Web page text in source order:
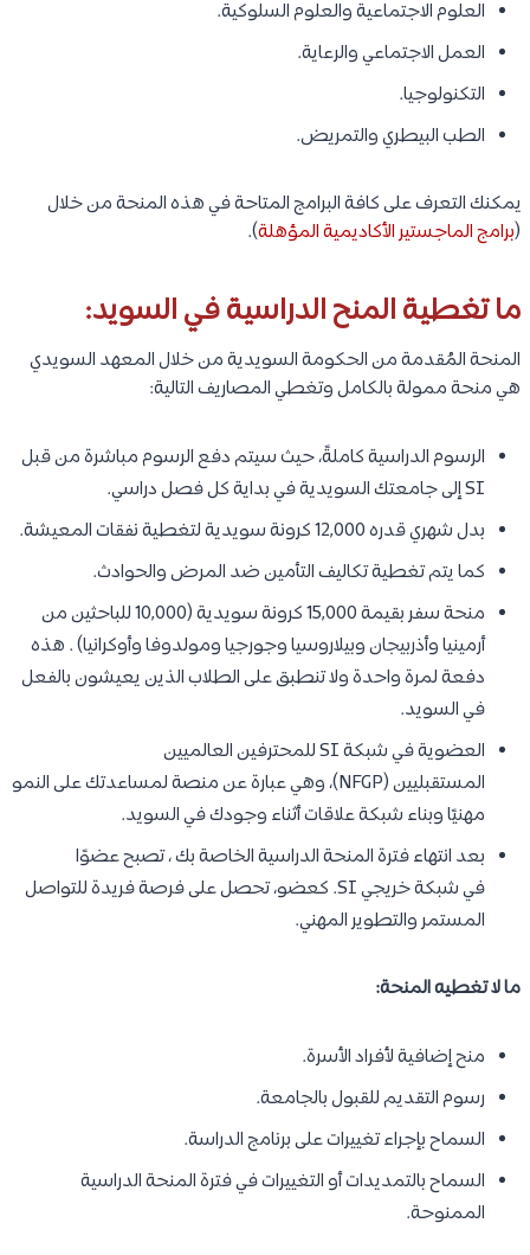
العلوم الاجتماعية والعلوم السلوكية.
العمل الاجتماعي والرعاية.
التكنولوجيا.
الطب البيطري والتمريض.
يمكنك التعرف على كافة البرامج المتاحة في هذه المنحة من خلال
(برامج الماجستير الأكاديمية المؤهلة).
ما تغطية المنح الدراسية في السويد:
المنحة المُقدمة من الحكومة السويدية من خلال المعهد السويدي
هي منحة ممولة بالكامل وتغطي المصاريف التالية:
الرسوم الدراسية كاملةً، حيث سيتم دفع الرسوم مباشرة من قبل
SI إلى جامعتك السويدية في بداية كل فصل دراسي.
بدل شهري قدره 12,000 كرونة سويدية لتغطية نفقات المعيشة.
كما يتم تغطية تكاليف التأمين ضد المرض والحوادث.
منحة سفر بقيمة 15,000 كرونة سويدية (10,000 للباحثين من
أرمينيا وأذربيجان وبيلاروسيا وجورجيا ومولدوفا وأوكرانيا) . هذه
دفعة لمرة واحدة ولا تنطبق على الطلاب الذين يعيشون بالفعل
في السويد.
العضوية في شبكة SI للمحترفين العالميين
المستقبليين (NFGP)، وهي عبارة عن منصة لمساعدتك على النمو
مهنيًا وبناء شبكة علاقات أثناء وجودك في السويد.
بعد انتهاء فترة المنحة الدراسية الخاصة بك ، تصبح عضوًا
في شبكة خريجي SI. كعضو، تحصل على فرصة فريدة للتواصل
المستمر والتطوير المهني.
ما لا تغطيه المنحة:
منح إضافية لأفراد الأسرة.
رسوم التقديم للقبول بالجامعة.
السماح بإجراء تغييرات على برنامج الدراسة.
السماح بالتمديدات أو التغييرات في فترة المنحة الدراسية
الممنوحة.